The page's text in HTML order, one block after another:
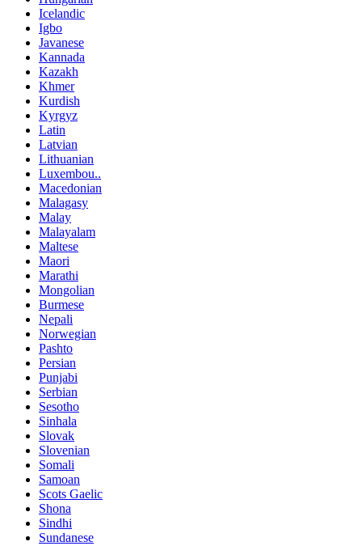
Icelandic
Igbo
Javanese
Kannada
Kazakh
Khmer
Kurdish
Kyrgyz
Latin
Latvian
Lithuanian
Luxembou..
Macedonian
Malagasy
Malay
Malayalam
Maltese
Maori
Marathi
Mongolian
Burmese
Nepali
Norwegian
Pashto
Persian
Punjabi
Serbian
Sesotho
Sinhala
Slovak
Slovenian
Somali
Samoan
Scots Gaelic
Shona
Sindhi
Sundanese